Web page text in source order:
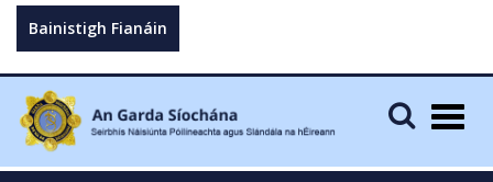
Bainistigh Fianáin